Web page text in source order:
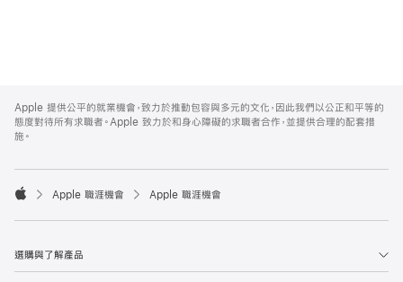
Footer
Apple 提供公平的就業機會，致力於推動包容與多元的文化，因此我們以公正和平等的
態度對待所有求職者。Apple 致力於和身心障礙的求職者合作，並提供合理的配套措
施。

Apple 職涯機會 Apple 職涯機會
選購與了解產品